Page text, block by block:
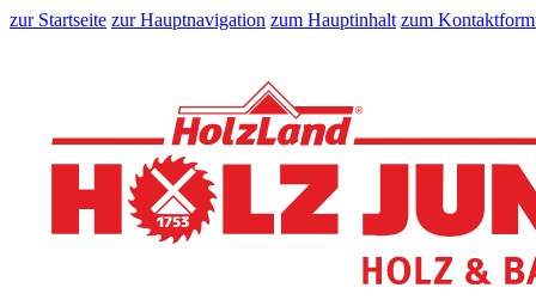
zur Startseite zur Hauptnavigation zum Hauptinhalt zum